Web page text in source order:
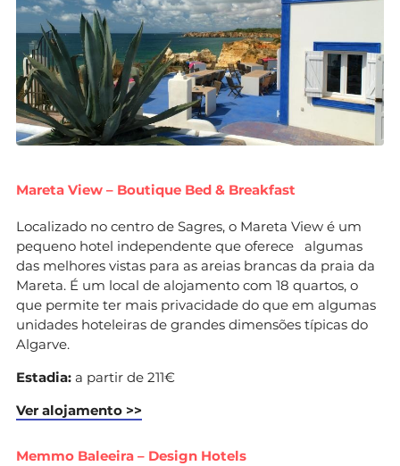
Mareta View – Boutique Bed & Breakfast
Localizado no centro de Sagres, o Mareta View é um
pequeno hotel independente que oferece algumas
das melhores vistas para as areias brancas da praia da
Mareta. É um local de alojamento com 18 quartos, o
que permite ter mais privacidade do que em algumas
unidades hoteleiras de grandes dimensões típicas do
Algarve.
Estadia: a partir de 211€
Ver alojamento >>
Memmo Baleeira – Design Hotels